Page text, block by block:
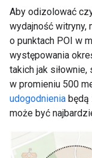
Aby odizolować
wydajność witryny,
o punktach POI w
występowania
takich jak
w promieniu 500
udogodnienia będą
może być